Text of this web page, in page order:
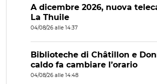
A dicembre 2026, nuova
La Thuile
04/08/26 alle 14:37
Biblioteche di Châtillon e
caldo fa cambiare l’orario
04/08/26 alle 14:48